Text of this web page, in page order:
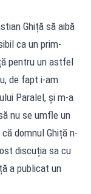
Ghiță să aibă
ca un prim-
pentru un astfel
de fapt i-am
Paralel, și m-a
nu se umfle un
domnul Ghiță n-
discuția sa cu
a publicat un